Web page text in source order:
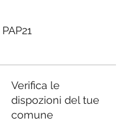
PAP21
Verifica le
dispozioni del tue
comune